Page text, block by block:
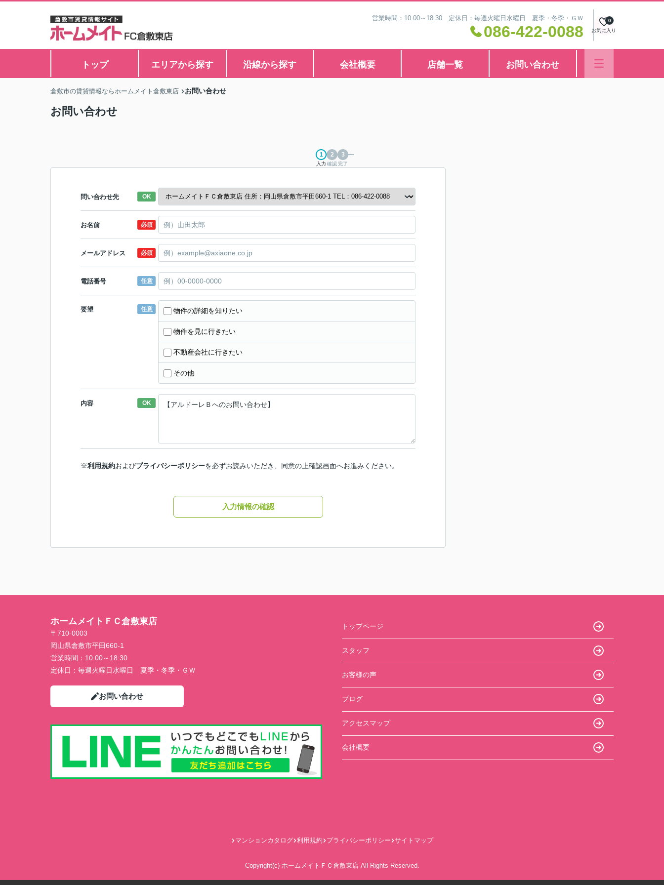
営業時間：10:00～18:30 定休日：毎週火曜日水曜日 夏季・冬季・ＧＷ
086-422-0088 お気に入り
0
トップ エリアから探す 沿線から探す 会社概要 店舗一覧 お問い合わせ
倉敷市の賃貸情報ならホームメイト倉敷東店 お問い合わせ
お問い合わせ
入力 確認完了
問い合わせ先 OK
お名前 必須
メールアドレス 必須
電話番号 任意
要望 任意 物件の詳細を知りたい
物件を見に行きたい
不動産会社に行きたい
その他
内容 OK
※利用規約およびプライバシーポリシーを必ずお読みいただき、同意の上確認画面へお進みください。
入力情報の確認
ホームメイトＦＣ倉敷東店
〒710-0003
岡山県倉敷市平田660-1
営業時間： 10:00～18:30
定休日： 毎週火曜日水曜日 夏季・冬季・ＧＷ
お問い合わせ
トップページ
スタッフ
お客様の声
ブログ
アクセスマップ
会社概要
マンションカタログ 利用規約 プライバシーポリシー サイトマップ
Copyright(c) ホームメイトＦＣ倉敷東店 All Rights Reserved.